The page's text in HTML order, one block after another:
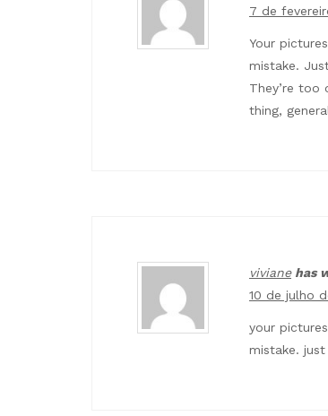
7 de
Your
mistake.
They’re too
thing,
vivianehas
10 de julho
your
mistake. just